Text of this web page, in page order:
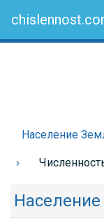
Население